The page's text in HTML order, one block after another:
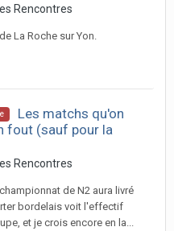
Rencontres
La Roche sur Yon.
Les matchs qu'on
fout (sauf pour la
Les Rencontres
de N2 aura livré
bordelais voit l'effectif
et je crois encore en la...